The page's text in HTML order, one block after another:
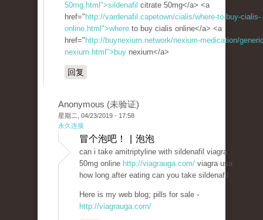
50mg.html">sildenafil citrate 50mg</a> <a
href=" http://vardenafil.capetown/cialis/where-to-buy-cialis-
online.html">where to buy cialis online</a> <a
href=" http://buynexium.network/nexium-medication/
nexium.html">buy nexium</a>
回复
Anonymous (未验证)
星期二, 04/23/2019 - 17:58
永久连接
冒个泡吧！ | 泡泡
can i take amitriptyline with sildenafil viagra
50mg online http://viagrauga.com/ viagra usa
how long after eating can you take sildenafil
Here is my web blog; pills for sale -
http://viagrauga.com/